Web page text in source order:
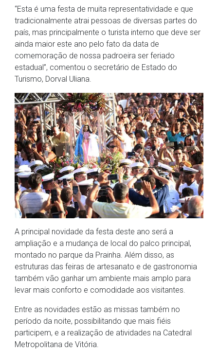
“Esta é uma festa de muita representatividade e que
tradicionalmente atrai pessoas de diversas partes do
país, mas principalmente o turista interno que deve ser
ainda maior este ano pelo fato da data de
comemoração de nossa padroeira ser feriado
estadual”, comentou o secretário de Estado do
Turismo, Dorval Uliana.
A principal novidade da festa deste ano será a
ampliação e a mudança de local do palco principal,
montado no parque da Prainha. Além disso, as
estruturas das feiras de artesanato e de gastronomia
também vão ganhar um ambiente mais amplo para
levar mais conforto e comodidade aos visitantes.
Entre as novidades estão as missas também no
período da noite, possibilitando que mais fiéis
participem, e a realização de atividades na Catedral
Metropolitana de Vitória.